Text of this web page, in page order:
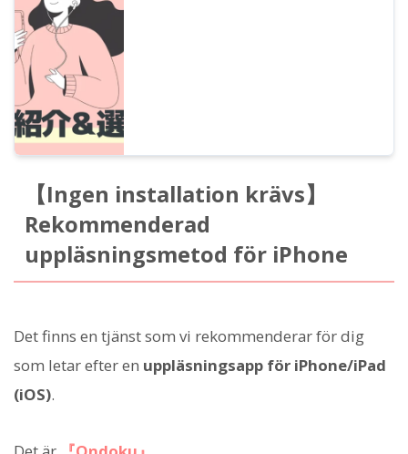
【Ingen installation krävs】
Rekommenderad
uppläsningsmetod för iPhone
Det finns en tjänst som vi rekommenderar för dig
som letar efter en uppläsningsapp för iPhone/iPad
(iOS).